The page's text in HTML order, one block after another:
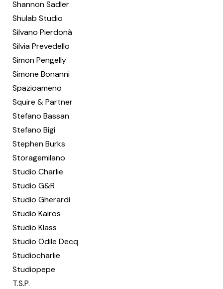
Shannon Sadler
Shulab Studio
Silvano Pierdonà
Silvia Prevedello
Simon Pengelly
Simone Bonanni
Spazioameno
Squire & Partner
Stefano Bassan
Stefano Bigi
Stephen Burks
Storagemilano
Studio Charlie
Studio G&R
Studio Gherardi
Studio Kairos
Studio Klass
Studio Odile Decq
Studiocharlie
Studiopepe
T.S.P.